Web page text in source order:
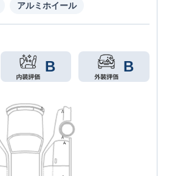
アルミホイール
B B